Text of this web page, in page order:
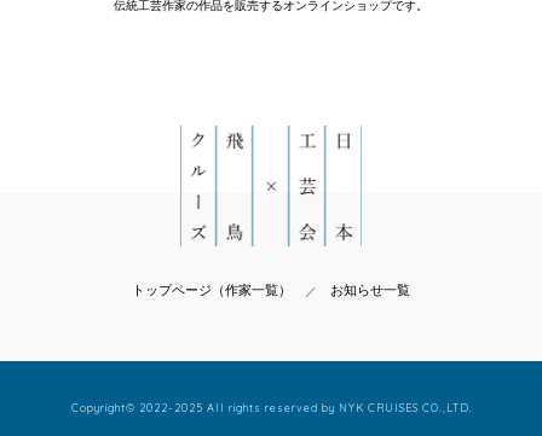
伝統工芸作家の作品を販売するオンラインショップです。
トップページ（作家一覧） お知らせ一覧
Copyright© 2022-2025 All rights reserved by NYK CRUISES CO.,LTD.